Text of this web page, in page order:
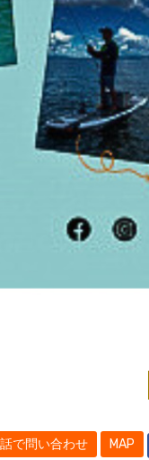
で問い合わせ MAP